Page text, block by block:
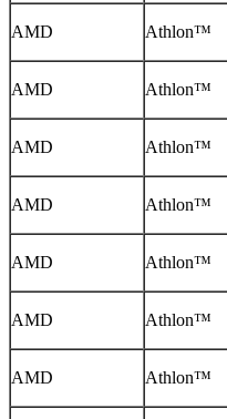
AMD Athlon™
AMD Athlon™
AMD Athlon™
AMD Athlon™
AMD Athlon™
AMD Athlon™
AMD Athlon™